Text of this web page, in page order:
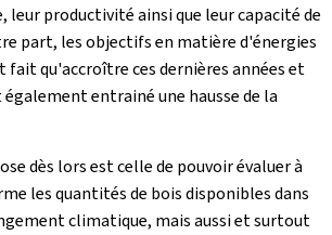
leur productivité ainsi que leur capacité de
part, les objectifs en matière d'énergies
fait qu'accroître ces dernières années et
entrainé une hausse de la
dès lors est celle de pouvoir évaluer à
les quantités de bois disponibles dans
climatique, mais aussi et surtout